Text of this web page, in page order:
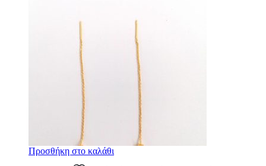
Προσθήκη στο καλάθι